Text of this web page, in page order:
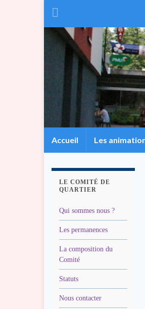
Accueil Les
LE COMITÉ DE
QUARTIER
Qui sommes nous ?
Les permanences
La composition du
Comité
Statuts
Nous contacter